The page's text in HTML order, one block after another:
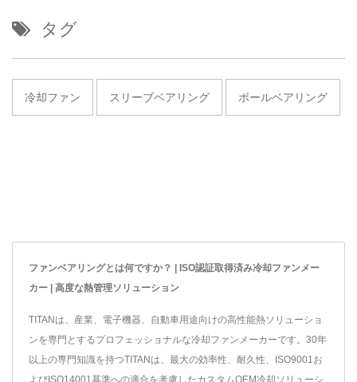
タグ
冷却ファン スリーブベアリング ボールベアリング
ファンベアリングとは何ですか？ | ISO認証取得済み冷却ファンメー
カー | 高度な熱管理ソリューション
TITANは、産業、電子機器、自動車用途向けの高性能熱ソリューショ
ンを専門とするプロフェッショナルな冷却ファンメーカーです。30年
以上の専門知識を持つTITANは、最大の効率性、耐久性、ISO9001お
よびISO14001基準への適合を考慮したカスタムOEM冷却ソリューシ